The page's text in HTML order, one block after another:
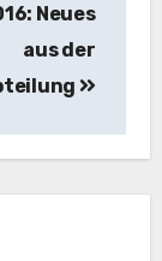
Neues
aus der